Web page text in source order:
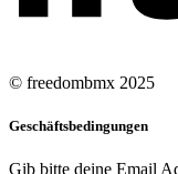
© freedombmx 2025
Geschäftsbedingungen
Gib bitte deine Email